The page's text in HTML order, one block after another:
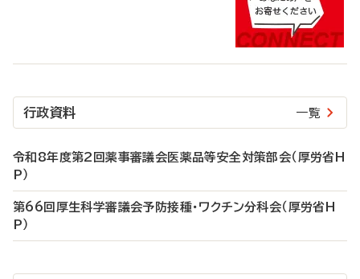
行政資料 一覧
令和8年度第2回薬事審議会医薬品等安全対策部会（厚労省H
P）
第66回厚生科学審議会予防接種・ワクチン分科会（厚労省H
P）